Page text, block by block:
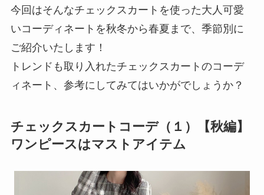
今回はそんなチェックスカートを使った大人可愛
いコーディネートを秋冬から春夏まで、季節別に
ご紹介いたします！
トレンドも取り入れたチェックスカートのコーデ
ィネート、参考にしてみてはいかがでしょうか？
チェックスカートコーデ（１）【秋編】
ワンピースはマストアイテム